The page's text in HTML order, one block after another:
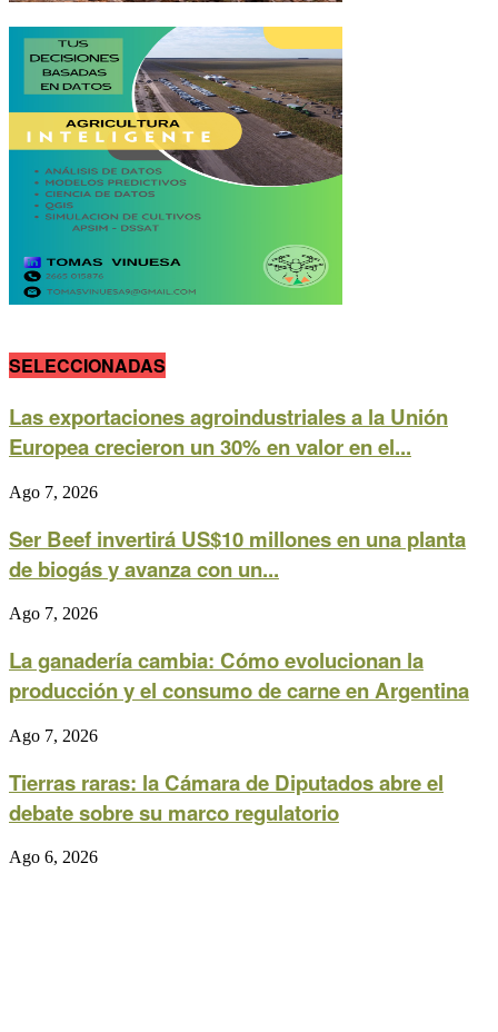
SELECCIONADAS
Las exportaciones agroindustriales a la Unión
Europea crecieron un 30% en valor en el...
Ago 7, 2026
Ser Beef invertirá US$10 millones en una planta
de biogás y avanza con un...
Ago 7, 2026
La ganadería cambia: Cómo evolucionan la
producción y el consumo de carne en Argentina
Ago 7, 2026
Tierras raras: la Cámara de Diputados abre el
debate sobre su marco regulatorio
Ago 6, 2026